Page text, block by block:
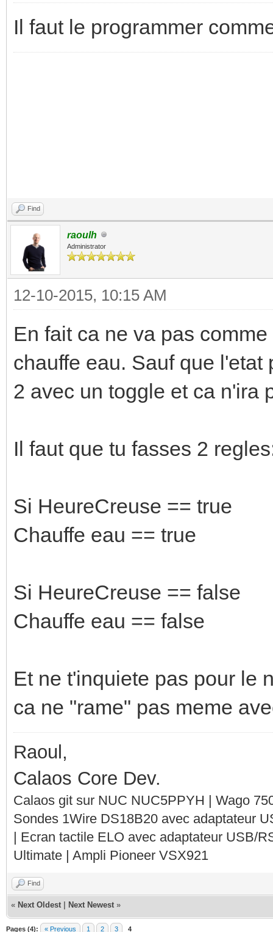
Il faut le programmer
Find
raoulh
Administrator
12-10-2015, 10:15 AM
En fait ca ne va pas
chauffe eau. Sauf que
2 avec un toggle et ca n'ira
Il faut que tu fasses 2
Si HeureCreuse == true
Chauffe eau == true
Si HeureCreuse == false
Chauffe eau == false
Et ne t'inquiete pas pour le
ca ne "rame" pas meme
Raoul,
Calaos Core Dev.
Calaos git sur NUC NUC5PPYH | Wago
Sondes 1Wire DS18B20 avec adaptateur
| Ecran tactile ELO avec adaptateur USB/
Ultimate | Ampli Pioneer VSX921
Find
« Next Oldest Next Newest »
Pages (4): « Previous 1 2 3 4